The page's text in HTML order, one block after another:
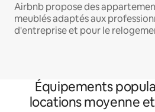
Airbnb propose des
meublés adaptés aux
d'entreprise et pour le
Équipements
locations moyenne